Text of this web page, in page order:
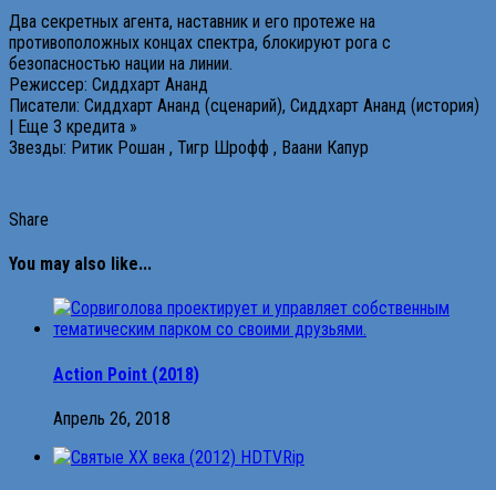
Два секретных агента, наставник и его протеже на
противоположных концах спектра, блокируют рога с
безопасностью нации на линии.
Режиссер: Сиддхарт Ананд
Писатели: Сиддхарт Ананд (сценарий), Сиддхарт Ананд (история)
| Еще 3 кредита »
Звезды: Ритик Рошан , Тигр Шрофф , Ваани Капур
Share
You may also like...
Action Point (2018)
Апрель 26, 2018